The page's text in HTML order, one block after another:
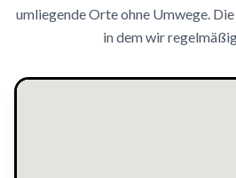
umliegende Orte ohne Umwege.
in dem wir